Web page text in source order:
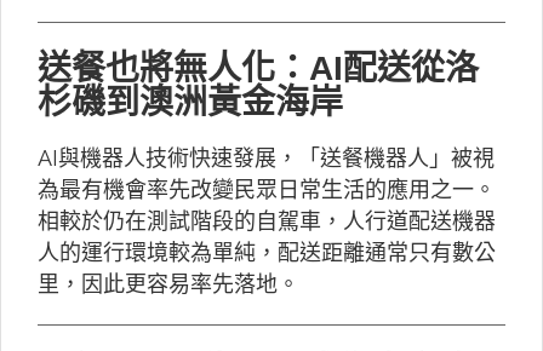
送餐也將無人化：AI配送從洛
杉磯到澳洲黃金海岸
AI與機器人技術快速發展，「送餐機器人」被視
為最有機會率先改變民眾日常生活的應用之一。
相較於仍在測試階段的自駕車，人行道配送機器
人的運行環境較為單純，配送距離通常只有數公
里，因此更容易率先落地。